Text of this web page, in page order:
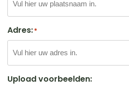
Adres:*
Upload voorbeelden: